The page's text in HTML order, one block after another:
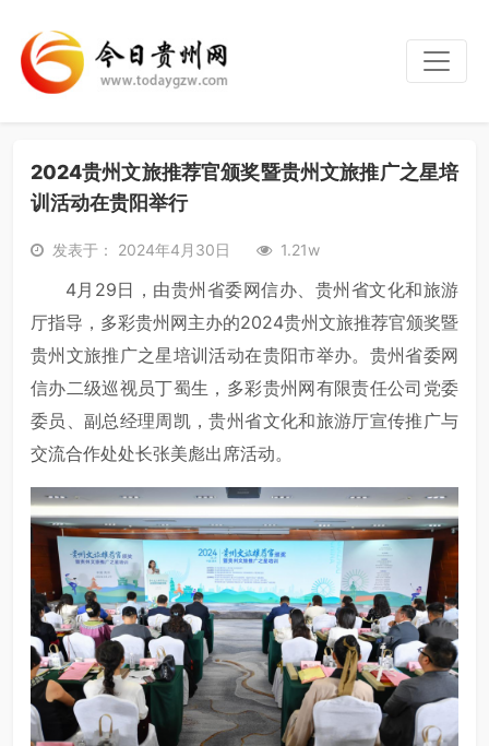
2024贵州文旅推荐官颁奖暨贵州文旅推广之星培
训活动在贵阳举行
发表于： 2024年4月30日 1.21w
4月29日，由贵州省委网信办、贵州省文化和旅游
厅指导，多彩贵州网主办的2024贵州文旅推荐官颁奖暨
贵州文旅推广之星培训活动在贵阳市举办。贵州省委网
信办二级巡视员丁蜀生，多彩贵州网有限责任公司党委
委员、副总经理周凯，贵州省文化和旅游厅宣传推广与
交流合作处处长张美彪出席活动。